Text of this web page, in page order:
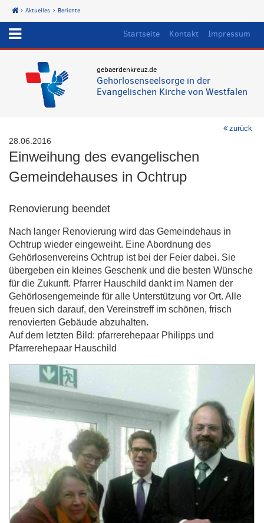
Start
Aktuelles Berichte
Startseite Kontakt Impressum
gebaerdenkreuz.de
Gehörlosenseelsorge in der
Evangelischen Kirche von Westfalen
zurück
28.06.2016
Einweihung des evangelischen
Gemeindehauses in Ochtrup
Renovierung beendet
Nach langer Renovierung wird das Gemeindehaus in
Ochtrup wieder eingeweiht. Eine Abordnung des
Gehörlosenvereins Ochtrup ist bei der Feier dabei. Sie
übergeben ein kleines Geschenk und die besten Wünsche
für die Zukunft. Pfarrer Hauschild dankt im Namen der
Gehörlosengemeinde für alle Unterstützung vor Ort. Alle
freuen sich darauf, den Vereinstreff im schönen, frisch
renovierten Gebäude abzuhalten.
Auf dem letzten Bild: pfarrerehepaar Philipps und
Pfarrerehepaar Hauschild